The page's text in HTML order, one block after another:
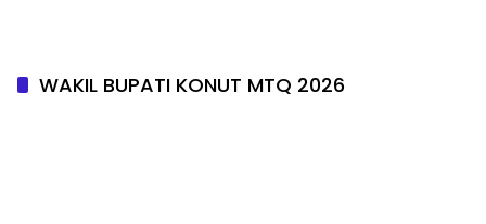
WAKIL BUPATI KONUT MTQ 2026